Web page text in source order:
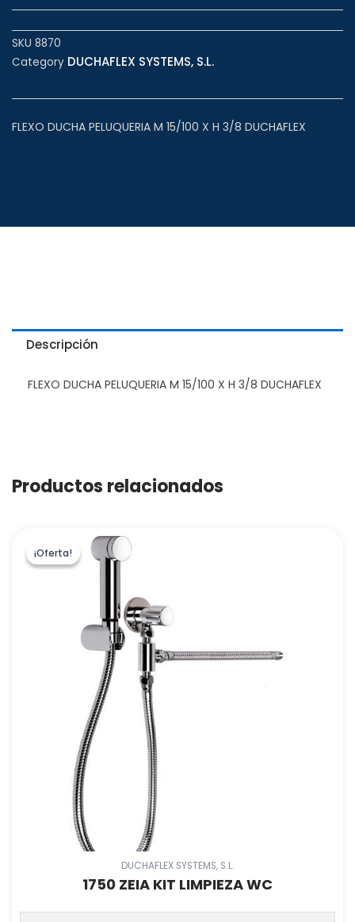
SKU 8870
Category DUCHAFLEX SYSTEMS, S.L.
FLEXO DUCHA PELUQUERIA M 15/100 X H 3/8 DUCHAFLEX
Descripción
FLEXO DUCHA PELUQUERIA M 15/100 X H 3/8 DUCHAFLEX
Productos relacionados
¡Oferta!
¡Oferta!
DUCHAFLEX SYSTEMS, S.L.
1750 ZEIA KIT LIMPIEZA WC